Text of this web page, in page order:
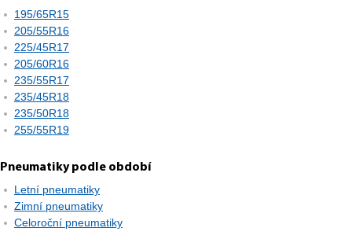
195/65R15
205/55R16
225/45R17
205/60R16
235/55R17
235/45R18
235/50R18
255/55R19
Pneumatiky podle období
Letní pneumatiky
Zimní pneumatiky
Celoroční pneumatiky